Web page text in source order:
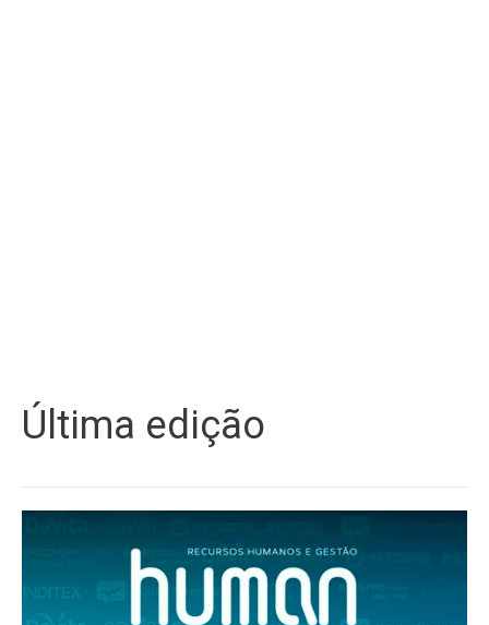
Última edição